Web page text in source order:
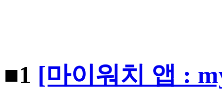
■1 [마이워치 앱 :